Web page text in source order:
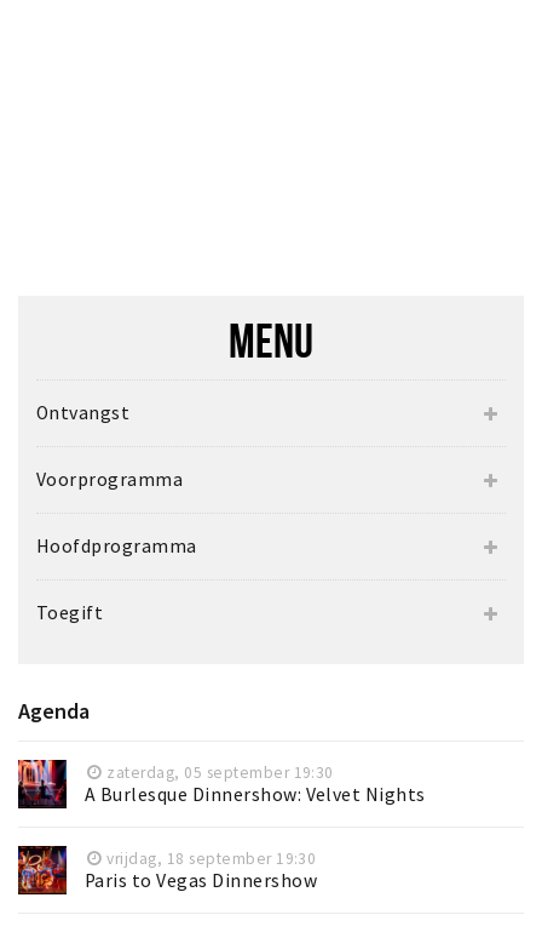
MENU
Ontvangst
Voorprogramma
Hoofdprogramma
Toegift
Agenda
zaterdag, 05 september 19:30
A Burlesque Dinnershow: Velvet Nights
vrijdag, 18 september 19:30
Paris to Vegas Dinnershow